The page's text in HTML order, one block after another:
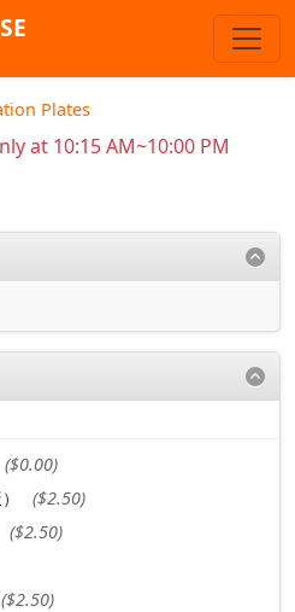
Plates
at 10:15 AM~10:00 PM
($0.00)
($2.50)
($2.50)
($2.50)